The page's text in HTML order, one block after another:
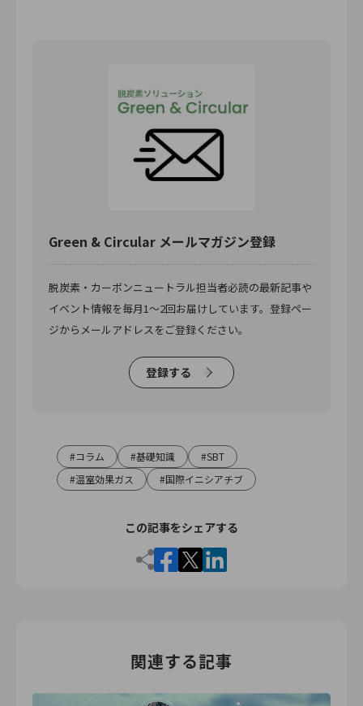
Green & Circular メールマガジン登録
脱炭素・カーボンニュートラル担当者必読の最新記事や
イベント情報を毎月1〜2回お届けしています。登録ペー
ジからメールアドレスをご登録ください。
登録する
コラム 基礎知識
SBT
温室効果ガス
国際イニシアチブ
この記事をシェアする
関連する記事